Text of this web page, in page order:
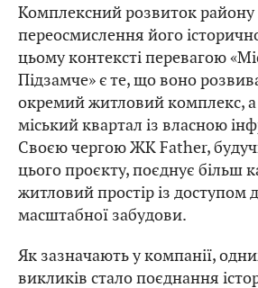
Комплексний розвиток
переосмислення його
цьому контексті перевагою
Підзамче» є те, що воно
окремий житловий комплекс,
міський квартал із власною
Своєю чергою ЖК Father,
цього проєкту, поєднує більш
житловий простір із доступом
масштабної забудови.
Як зазначають у компанії,
викликів стало поєднання